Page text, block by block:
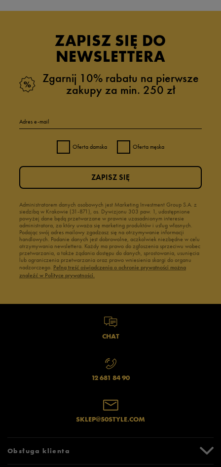
ZAPISZ SIĘ DO
NEWSLETTERA
Zgarnij 10% rabatu na pierwsze
zakupy za min. 250 zł
Adres e-mail
Oferta damska Oferta męska
Administratorem danych osobowych jest Marketing Investment Group S.A. z
siedzibą w Krakowie (31-871), os. Dywizjonu 303 paw. 1, udostępnione
powyżej dane będą przetwarzane w prawnie uzasadnionym interesie
administratora, za który uważa się marketing produktów i usług własnych.
Podając swój adres mailowy zgadzasz się na otrzymywanie informacji
handlowych. Podanie danych jest dobrowolne, aczkolwiek niezbędne w celu
otrzymywania newslettera. Każdy ma prawo do zgłoszenia sprzeciwu wobec
przetwarzania, a także żądania dostępu do danych, sprostowania, usunięcia
lub ograniczenia przetwarzania oraz prawo wniesienia skargi do organu
nadzorczego. Pełną treść oświadczenia o ochronie prywatności można
znaleźć w Polityce prywatności.
ZAPISZ SIĘ
CHAT
12 681 84 90
SKLEP@50STYLE.COM
Obsługa klienta